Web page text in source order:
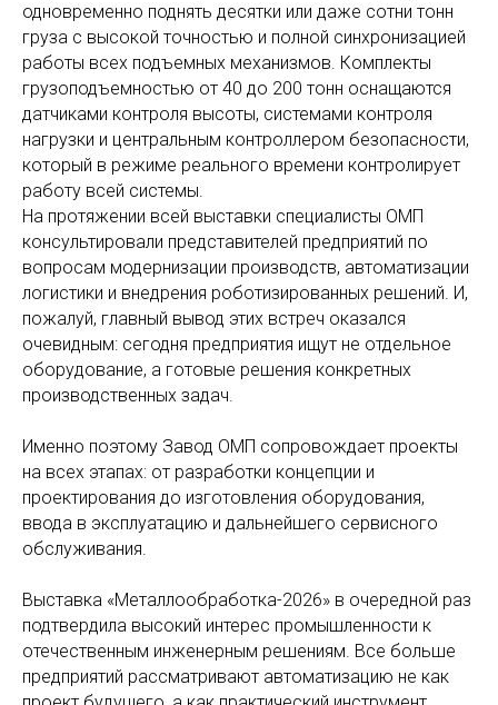
одновременно поднять десятки или даже сотни тонн
груза с высокой точностью и полной синхронизацией
работы всех подъемных механизмов. Комплекты
грузоподъемностью от 40 до 200 тонн оснащаются
датчиками контроля высоты, системами контроля
нагрузки и центральным контроллером безопасности,
который в режиме реального времени контролирует
работу всей системы.
На протяжении всей выставки специалисты ОМП
консультировали представителей предприятий по
вопросам модернизации производств, автоматизации
логистики и внедрения роботизированных решений. И,
пожалуй, главный вывод этих встреч оказался
очевидным: сегодня предприятия ищут не отдельное
оборудование, а готовые решения конкретных
производственных задач.
Именно поэтому Завод ОМП сопровождает проекты
на всех этапах: от разработки концепции и
проектирования до изготовления оборудования,
ввода в эксплуатацию и дальнейшего сервисного
обслуживания.
Выставка «Металлообработка-2026» в очередной раз
подтвердила высокий интерес промышленности к
отечественным инженерным решениям. Все больше
предприятий рассматривают автоматизацию не как